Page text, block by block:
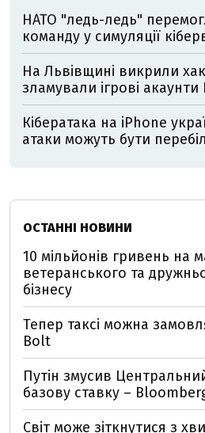
НАТО "ледь-ледь"
команду у симуляції
На Львівщині викрили
зламували ігрові
Кібератака на iPhone
атаки можуть бути
ОСТАННІ НОВИНИ
10 мільйонів гривень на
ветеранського та
бізнесу
Тепер таксі можна
Bolt
Путін змусив
базову ставку –
Світ може зіткнутися з